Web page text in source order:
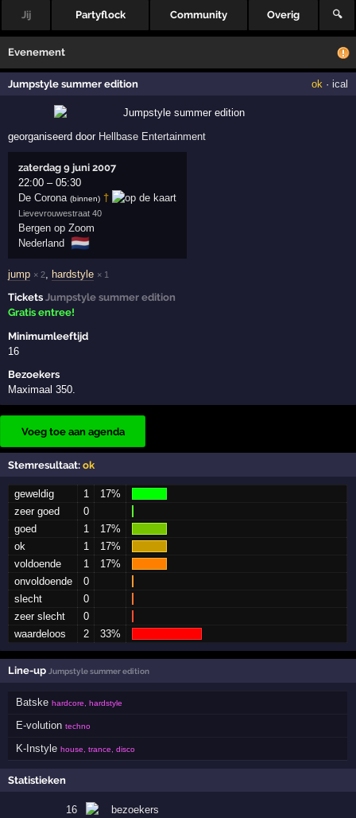
Jij Partyflock Community Overig 🔍
Evenement
Jumpstyle summer edition ok· ical
georganiseerd door Hellbase Entertainment
zaterdag 9 juni 2007
22:00 –05:30
De Corona (binnen) †
Lievevrouwestraat 40
Bergen op Zoom
Nederland
🇳🇱
jump × 2, hardstyle × 1
TicketsJumpstyle summer edition
Gratis entree!
Minimumleeftijd
16
Bezoekers
Maximaal 350.
Voeg toe aan agenda
Stemresultaat:ok
geweldig 1
17%
zeer goed
0
goed
1
17%
ok
1
17%
voldoende
1
17%
onvoldoende
0
slecht
0
zeer slecht
0
waardeloos
2 33%
Line-upJumpstyle summer edition
Batske hardcore, hardstyle
E-volution techno
K-Instyle house, trance, disco
Statistieken
16 bezoekers